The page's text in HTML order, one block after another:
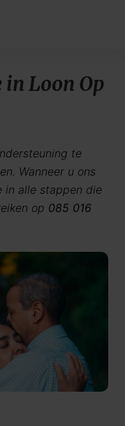
in Loon Op
te
Wanneer u ons
in alle stappen die
op 085 016